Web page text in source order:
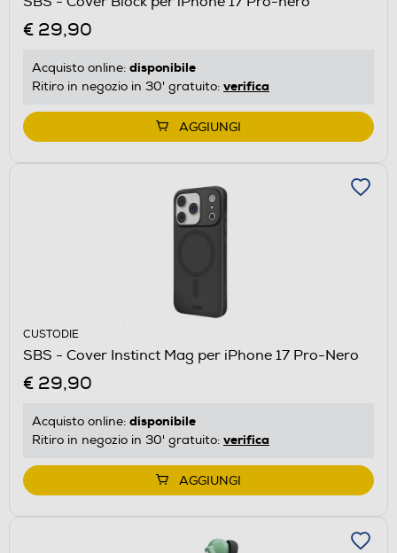
€ 29,90
Acquisto online: disponibile
Ritiro in negozio in 30' gratuito: verifica
AGGIUNGI
CUSTODIE
SBS - Cover Instinct Mag per iPhone 17 Pro-Nero
€ 29,90
Acquisto online: disponibile
Ritiro in negozio in 30' gratuito: verifica
AGGIUNGI